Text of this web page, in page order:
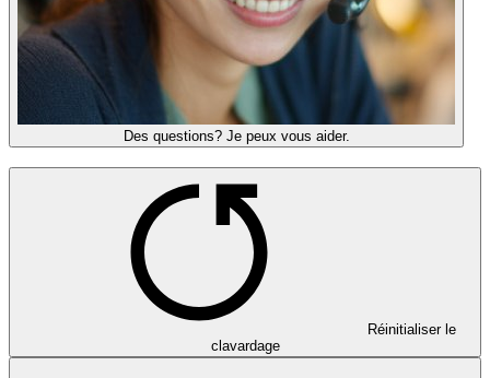
Des questions? Je peux vous aider.
Réinitialiser le
clavardage